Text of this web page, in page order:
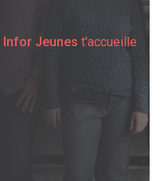
Infor Jeunes t'accueille